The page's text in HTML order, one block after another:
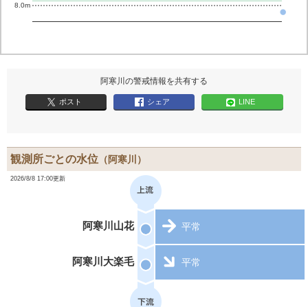
8.0m
阿寒川の警戒情報を共有する
ポスト シェア LINE
観測所ごとの水位 （阿寒川）
2026/8/8 17:00更新
阿寒川山花 平常
阿寒川大楽毛 平常